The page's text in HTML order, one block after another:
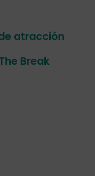
atracción
Break